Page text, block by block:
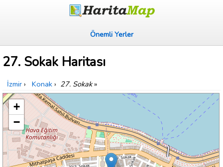
Önemli Yerler
27. Sokak Haritası
İzmir › Konak › 27. Sokak»
+
−